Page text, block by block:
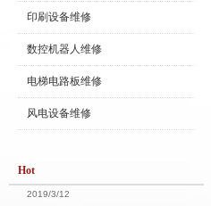
印刷设备维修
数控机器人维修
电梯电路板维修
风电设备维修
Hot
2019/3/12